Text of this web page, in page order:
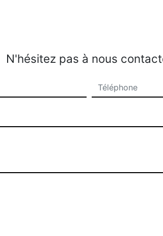
N'hésitez pas à nous